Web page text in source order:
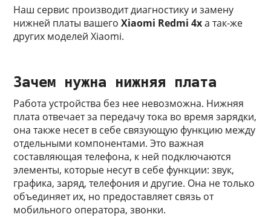
Наш сервис производит диагностику и замену
нижней платы вашегоXiaomi Redmi 4xа так-же
других моделей Xiaomi.
Зачем нужна нижняя плата
Работа устройства без нее невозможна. Нижняя
плата отвечает за передачу тока во время зарядки,
она также несет в себе связующую функцию между
отдельными компонентами. Это важная
составляющая телефона, к ней подключаются
элементы, которые несут в себе функции: звук,
графика, заряд, телефония и другие. Она не только
объединяет их, но предоставляет связь от
мобильного оператора, звонки.